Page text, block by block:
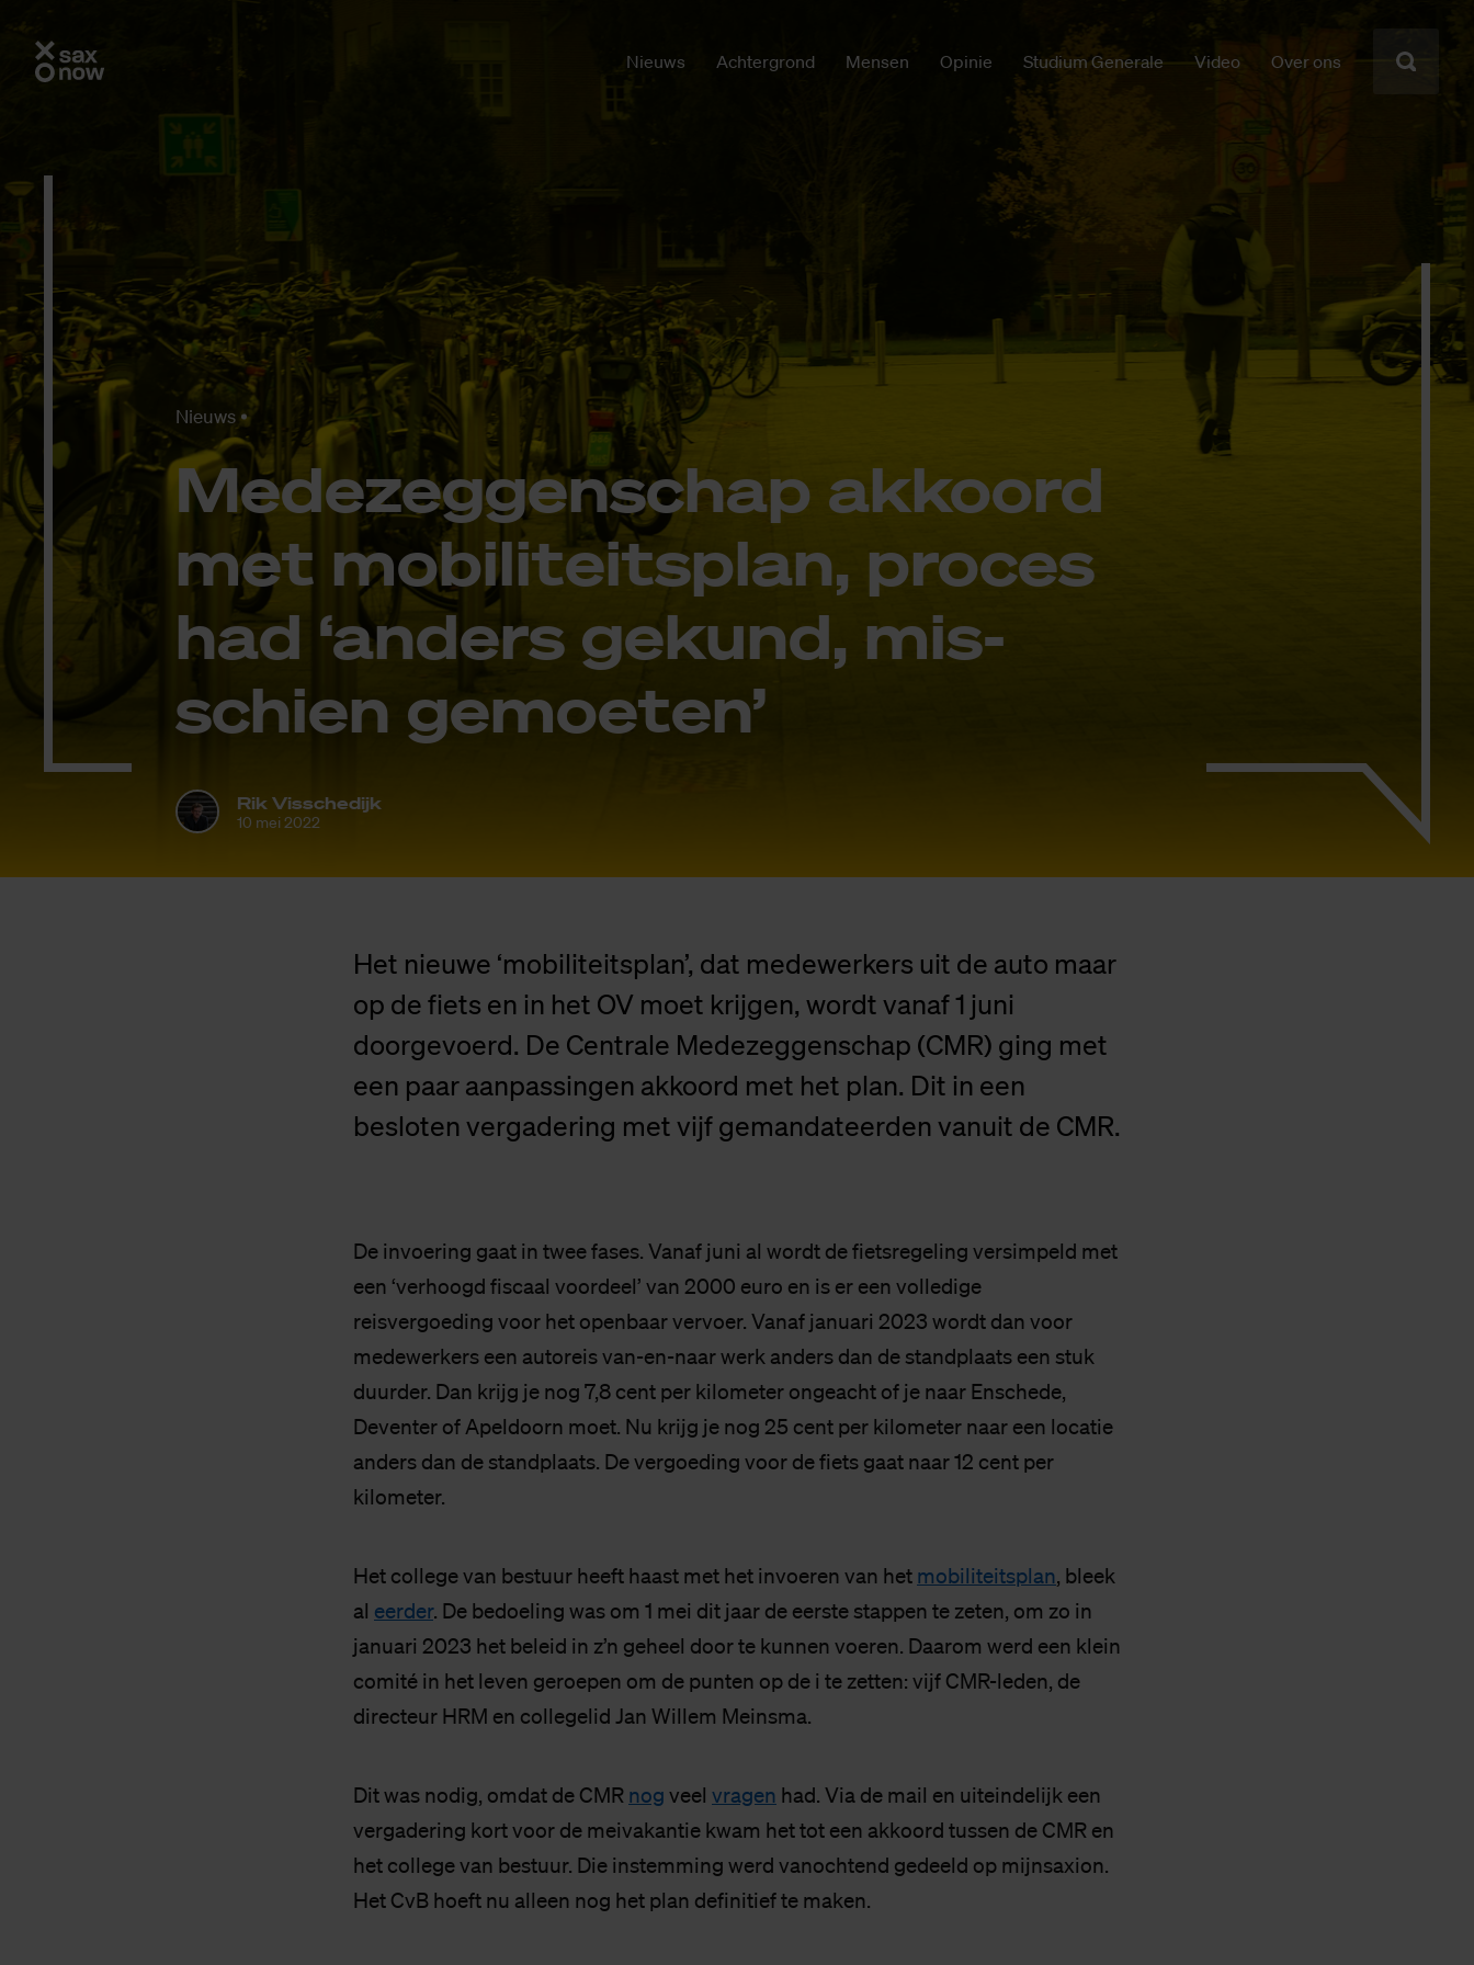
Nieuws Achtergrond Mensen Opinie Studium Generale Video Over ons
Nieuws
Me­de­zeg­gen­schap ak­koord
met mo­bi­li­teits­plan, pro­ces
had ‘an­ders ge­kund, mis­
schien ge­moe­ten’
Rik Visschedijk
10 mei 2022
Het nieuwe ‘mobiliteitsplan’, dat medewerkers uit de auto maar
op de fiets en in het OV moet krijgen, wordt vanaf 1 juni
doorgevoerd. De Centrale Medezeggenschap (CMR) ging met
een paar aanpassingen akkoord met het plan. Dit in een
besloten vergadering met vijf gemandateerden vanuit de CMR.
De invoering gaat in twee fases. Vanaf juni al wordt de fietsregeling versimpeld met
een ‘verhoogd fiscaal voordeel’ van 2000 euro en is er een volledige
reisvergoeding voor het openbaar vervoer. Vanaf januari 2023 wordt dan voor
medewerkers een autoreis van-en-naar werk anders dan de standplaats een stuk
duurder. Dan krijg je nog 7,8 cent per kilometer ongeacht of je naar Enschede,
Deventer of Apeldoorn moet. Nu krijg je nog 25 cent per kilometer naar een locatie
anders dan de standplaats. De vergoeding voor de fiets gaat naar 12 cent per
kilometer.
Het college van bestuur heeft haast met het invoeren van het mobiliteitsplan, bleek
al eerder. De bedoeling was om 1 mei dit jaar de eerste stappen te zeten, om zo in
januari 2023 het beleid in z’n geheel door te kunnen voeren. Daarom werd een klein
comité in het leven geroepen om de punten op de i te zetten: vijf CMR-leden, de
directeur HRM en collegelid Jan Willem Meinsma.
Dit was nodig, omdat de CMR nog veel vragen had. Via de mail en uiteindelijk een
vergadering kort voor de meivakantie kwam het tot een akkoord tussen de CMR en
het college van bestuur. Die instemming werd vanochtend gedeeld op mijnsaxion.
Het CvB hoeft nu alleen nog het plan definitief te maken.